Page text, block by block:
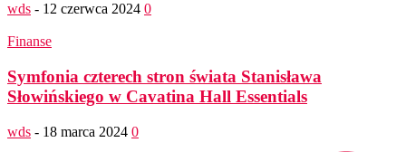
wds - 12 czerwca 2024 0
Finanse
Symfonia czterech stron świata Stanisława
Słowińskiego w Cavatina Hall Essentials
wds - 18 marca 2024 0